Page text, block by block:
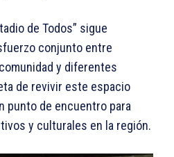
de Todos” sigue
conjunto entre
y diferentes
de revivir este espacio
punto de encuentro para
y culturales en la región.